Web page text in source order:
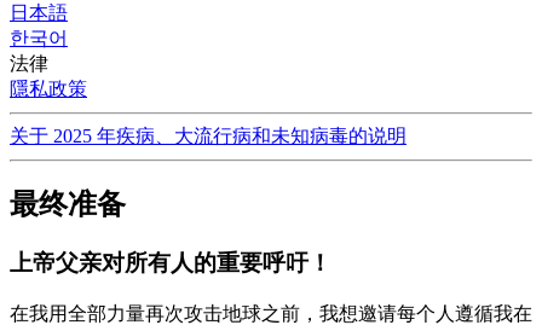
日本語
한국어
法律
隱私政策
关于 2025 年疾病、大流行病和未知病毒的说明
最终准备
上帝父亲对所有人的重要呼吁！
在我用全部力量再次攻击地球之前，我想邀请每个人遵循我在